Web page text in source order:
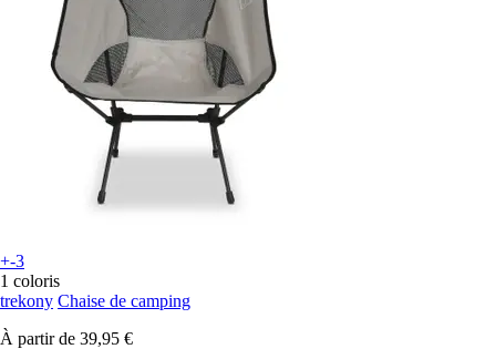
+-3
1 coloris
trekony Chaise de camping
À partir de 39,95 €